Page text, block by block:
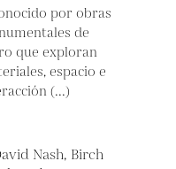
por obras
de
que exploran
espacio e
(...)